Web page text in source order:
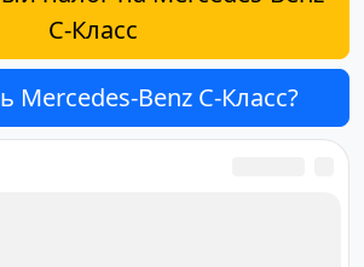
C-Класс
Mercedes-Benz C-Класс?